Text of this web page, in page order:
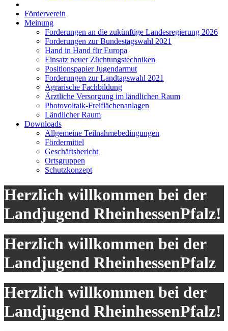
Förderverein
Meinung
Forderungen an die zukünftige Landesregierung 2026
Forderungen zur Bundestagswahl 2021
Hand in Hand für Europa
Einsatz neuer Züchtungstechniken
Positionspapier Jugendarmut
Forderungen zur Landtagswahl 2021
Agrarische Fachbildung
Ärztliche Versorgung im ländlichen Raum
Photovoltaik-Freiflächenanlagen
Ländlicher Raum
Downloads
Allgemeine Teilnahmebedingungen
Fördermittel
Geschäftsbericht
Ortsgruppen
Schutzkonzept
Herzlich willkommen bei der
Landjugend RheinhessenPfalz!
Herzlich willkommen bei der
Landjugend RheinhessenPfalz
Herzlich willkommen bei der
Landjugend RheinhessenPfalz!